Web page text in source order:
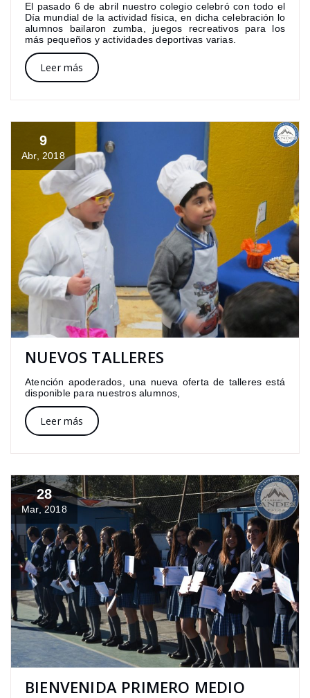
El pasado 6 de abril nuestro colegio celebró con todo el
Día mundial de la actividad física, en dicha celebración lo
alumnos bailaron zumba, juegos recreativos para los
más pequeños y actividades deportivas varias.
Leer más
9
Abr, 2018
NUEVOS TALLERES
Atención apoderados, una nueva oferta de talleres está
disponible para nuestros alumnos,
Leer más
28
Mar, 2018
BIENVENIDA PRIMERO MEDIO